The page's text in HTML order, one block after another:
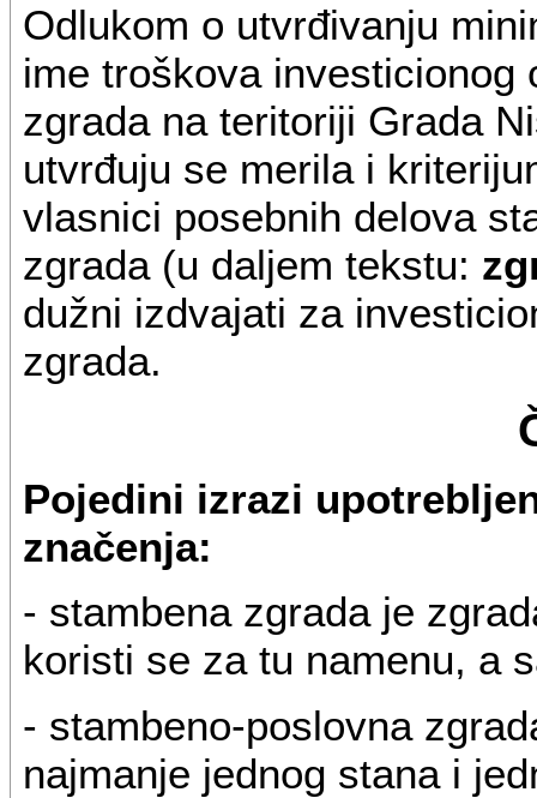
Odlukom o utvrđivanju
ime troškova investicionog
zgrada na teritoriji Grada
utvrđuju se merila i
vlasnici posebnih delova
zgrada (u daljem tekstu:
dužni izdvajati za
zgrada.
Pojedini izrazi
značenja:
- stambena zgrada je
koristi se za tu namenu, a
- stambeno-poslovna
najmanje jednog stana i